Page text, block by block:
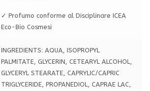
✓ Profumo conforme al Disciplinare ICEA
Eco-Bio Cosmesi
INGREDIENTS: AQUA, ISOPROPYL
PALMITATE, GLYCERIN, CETEARYL ALCOHOL,
GLYCERYL STEARATE, CAPRYLIC/CAPRIC
TRIGLYCERIDE, PROPANEDIOL, CAPRAE LAC,